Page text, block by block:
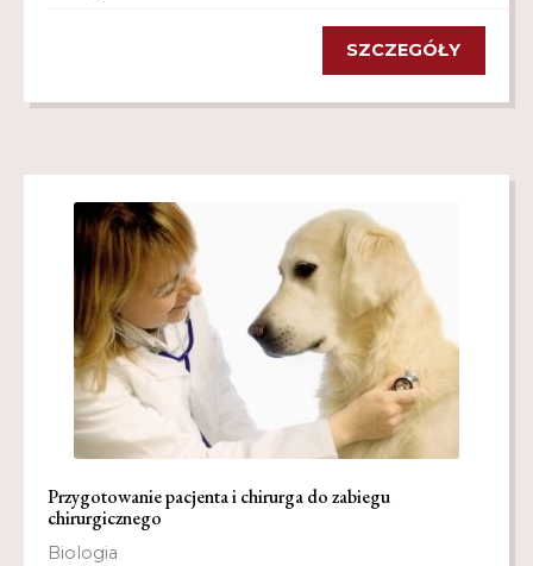
SZCZEGÓŁY
Przygotowanie pacjenta i chirurga do zabiegu
chirurgicznego
Biologia